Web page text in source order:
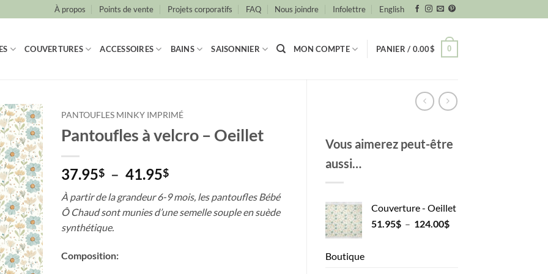
À propos Points de vente Projets corporatifs FAQ Nous joindre Infolettre English
COUVERTURES ACCESSOIRES BAINS SAISONNIER MON COMPTE PANIER / 0.00$ 0
Vous aimerez peut-être
aussi…
Couverture - Oeillet
51.95$ – 124.00$Plage
Boutique
PANTOUFLES MINKY IMPRIMÉ
Pantoufles à velcro – Oeillet
37.95$ – 41.95$Plage
prix :
37.95$
À partir de la grandeur 6-9 mois, les pantoufles Bébé
Ô Chaud sont munies d’une semelle souple en suède
synthétique.
Composition: